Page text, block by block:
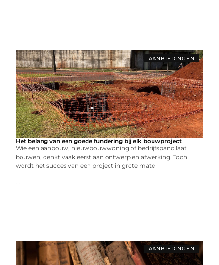
AANBIEDINGEN
Het belang van een goede fundering bij elk bouwproject
Wie een aanbouw, nieuwbouwwoning of bedrijfspand laat
bouwen, denkt vaak eerst aan ontwerp en afwerking. Toch
wordt het succes van een project in grote mate
...
AANBIEDINGEN